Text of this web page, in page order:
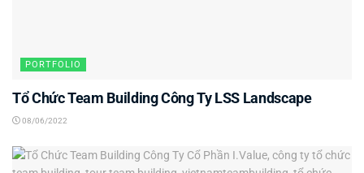
PORTFOLIO
Tổ Chức Team Building Công Ty LSS Landscape
08/06/2022